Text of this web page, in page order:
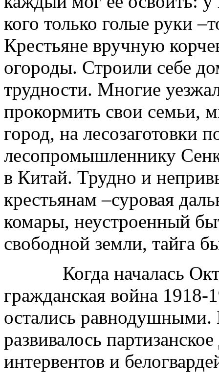
кого только голые руки
Крестьяне вручную
огороды. Строили себе
трудности. Многие
прокормить свои семьи,
город, на лесозаготовки
лесопромышленнику
в Китай. Трудно и
крестьянам –суровая
комары, неустроенный
свободной земли, тайга
Когда началась
гражданская война 1918-
остались равнодушными.
развивалось
интервентов и